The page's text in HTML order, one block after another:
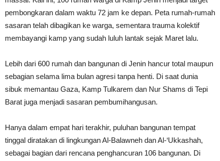
pembongkaran dalam waktu 72 jam ke depan. Peta rumah-rumah
sasaran telah dibagikan ke warga, sementara trauma kolektif
membayangi kamp yang sudah luluh lantak sejak Maret lalu.
Lebih dari 600 rumah dan bangunan di Jenin hancur total maupun
sebagian selama lima bulan agresi tanpa henti. Di saat dunia
sibuk memantau Gaza, Kamp Tulkarem dan Nur Shams di Tepi
Barat juga menjadi sasaran pembumihangusan.
Hanya dalam empat hari terakhir, puluhan bangunan tempat
tinggal diratakan di lingkungan Al-Balawneh dan Al-‘Ukkashah,
sebagai bagian dari rencana penghancuran 106 bangunan. Di